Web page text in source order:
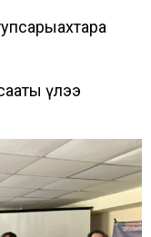
үлэҕэ